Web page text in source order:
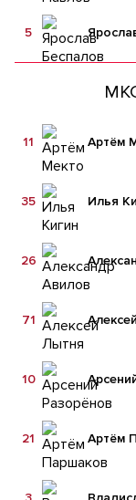
5
Артём
11
Илья
35
26
71
10
Артём
21